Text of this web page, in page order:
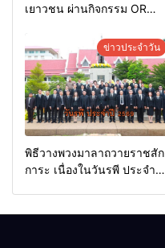
เยาวชน ผ่านกิจกรรม OR
ข่าวประจำวัน
พิธีวางพวงมาลาถวายราชสัก
การะ เนื่องในวันรพี ประจำปี